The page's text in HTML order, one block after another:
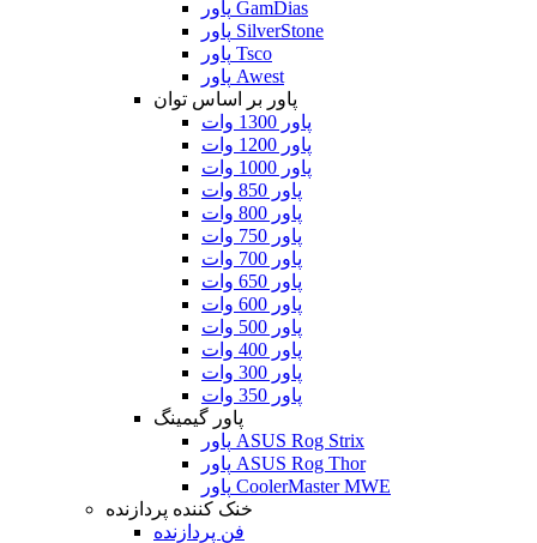
پاور GamDias
پاور SilverStone
پاور Tsco
پاور Awest
پاور بر اساس توان
پاور 1300 وات
پاور 1200 وات
پاور 1000 وات
پاور 850 وات
پاور 800 وات
پاور 750 وات
پاور 700 وات
پاور 650 وات
پاور 600 وات
پاور 500 وات
پاور 400 وات
پاور 300 وات
پاور 350 وات
پاور گیمینگ
پاور ASUS Rog Strix
پاور ASUS Rog Thor
پاور CoolerMaster MWE
خنک کننده پردازنده
فن پردازنده